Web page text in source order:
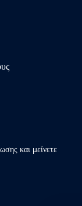
και μείνετε